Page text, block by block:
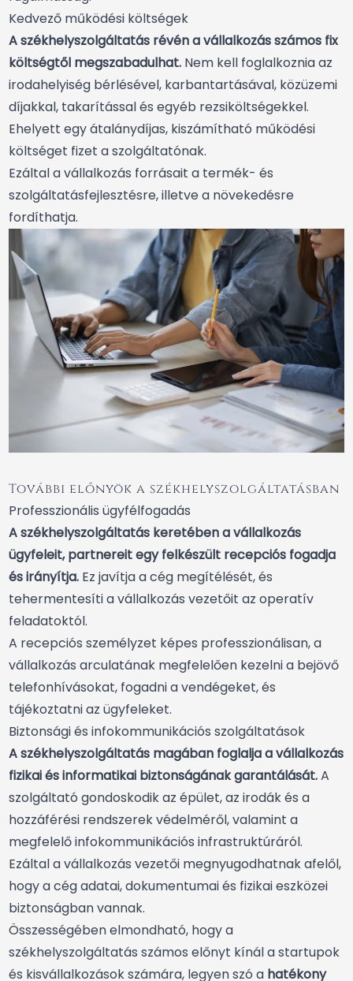
Kedvező működési költségek
A székhelyszolgáltatás révén a vállalkozás számos fix
költségtől megszabadulhat. Nem kell foglalkoznia az
irodahelyiség bérlésével, karbantartásával, közüzemi
díjakkal, takarítással és egyéb rezsiköltségekkel.
Ehelyett egy átalánydíjas, kiszámítható működési
költséget fizet a szolgáltatónak.
Ezáltal a vállalkozás forrásait a termék- és
szolgáltatásfejlesztésre, illetve a növekedésre
fordíthatja.
További előnyök a székhelyszolgáltatásban
Professzionális ügyfélfogadás
A székhelyszolgáltatás keretében a vállalkozás
ügyfeleit, partnereit egy felkészült recepciós fogadja
és irányítja. Ez javítja a cég megítélését, és
tehermentesíti a vállalkozás vezetőit az operatív
feladatoktól.
A recepciós személyzet képes professzionálisan, a
vállalkozás arculatának megfelelően kezelni a bejövő
telefonhívásokat, fogadni a vendégeket, és
tájékoztatni az ügyfeleket.
Biztonsági és infokommunikációs szolgáltatások
A székhelyszolgáltatás magában foglalja a vállalkozás
fizikai és informatikai biztonságának garantálását.A
szolgáltató gondoskodik az épület, az irodák és a
hozzáférési rendszerek védelméről, valamint a
megfelelő infokommunikációs infrastruktúráról.
Ezáltal a vállalkozás vezetői megnyugodhatnak afelől,
hogy a cég adatai, dokumentumai és fizikai eszközei
biztonságban vannak.
Összességében elmondható, hogy a
székhelyszolgáltatás számos előnyt kínál a startupok
és kisvállalkozások számára, legyen szó a hatékony